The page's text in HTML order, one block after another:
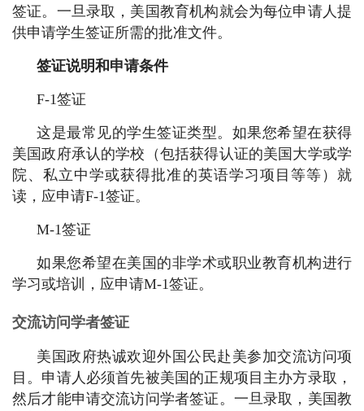
签证。一旦录取，美国教育机构就会为每位申请人提
供申请学生签证所需的批准文件。
签证说明和申请条件
F-1签证
这是最常见的学生签证类型。如果您希望在获得
美国政府承认的学校（包括获得认证的美国大学或学
院、私立中学或获得批准的英语学习项目等等）就
读，应申请F-1签证。
M-1签证
如果您希望在美国的非学术或职业教育机构进行
学习或培训，应申请M-1签证。
交流访问学者签证
美国政府热诚欢迎外国公民赴美参加交流访问项
目。申请人必须首先被美国的正规项目主办方录取，
然后才能申请交流访问学者签证。一旦录取，美国教